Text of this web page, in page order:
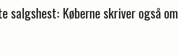
salgshest: Køberne skriver også om